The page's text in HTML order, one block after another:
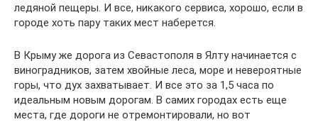
ледяной пещеры. И все, никакого сервиса, хорошо, если в
городе хоть пару таких мест наберется.
В Крыму же дорога из Севастополя в Ялту начинается с
виноградников, затем хвойные леса, море и невероятные
горы, что дух захватывает. И все это за 1,5 часа по
идеальным новым дорогам. В самих городах есть еще
места, где дороги не отремонтировали, но вот